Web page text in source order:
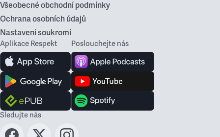
Všeobecné obchodní podmínky
Ochrana osobních údajů
Nastavení soukromí
Aplikace Respekt Poslouchejte nás
Sledujte nás